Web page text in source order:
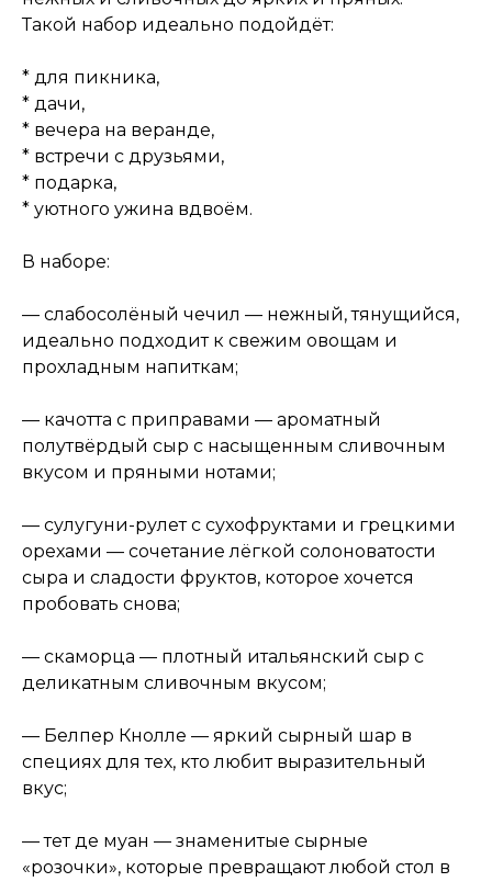
Такой набор идеально подойдёт:
* для пикника,
* дачи,
* вечера на веранде,
* встречи с друзьями,
* подарка,
* уютного ужина вдвоём.
В наборе:
— слабосолёный чечил — нежный, тянущийся,
идеально подходит к свежим овощам и
прохладным напиткам;
— качотта с приправами — ароматный
полутвёрдый сыр с насыщенным сливочным
вкусом и пряными нотами;
— сулугуни-рулет с сухофруктами и грецкими
орехами — сочетание лёгкой солоноватости
сыра и сладости фруктов, которое хочется
пробовать снова;
— скаморца — плотный итальянский сыр с
деликатным сливочным вкусом;
— Белпер Кнолле — яркий сырный шар в
специях для тех, кто любит выразительный
вкус;
— тет де муан — знаменитые сырные
«розочки», которые превращают любой стол в